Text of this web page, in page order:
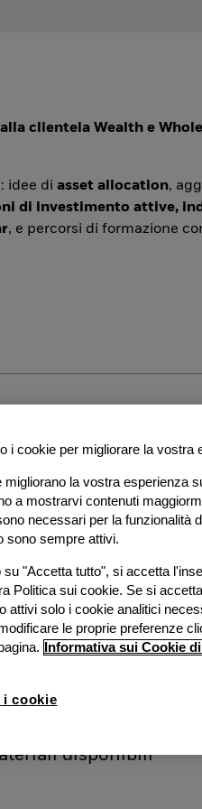
alla clientela Wealth e
idee di asset allocation,
di investimento attive,
, e percorsi di formazione
2026 con
e
disponibili
i cookie per migliorare la vostra
migliorano la vostra esperienza
a mostrarvi contenuti
necessari per la funzionalità
sono sempre attivi.
su "Accetta tutto", si accetta
Politica sui cookie. Se si
attivi solo i cookie analitici
le proprie preferenze
Informativa sui Cookie
cookie